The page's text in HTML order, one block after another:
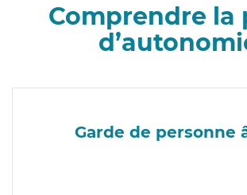
Comprendre la
Garde de personne